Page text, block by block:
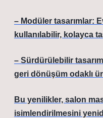
– Modüler tasarımlar:
kullanılabilir, kolayca
– Sürdürülebilir
geri dönüşüm odaklı
Bu yenilikler, salon
isimlendirilmesini